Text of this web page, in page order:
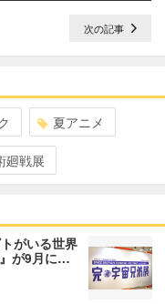
次の記事
夏アニメ
廻戦展
がいる世界
が9月に…